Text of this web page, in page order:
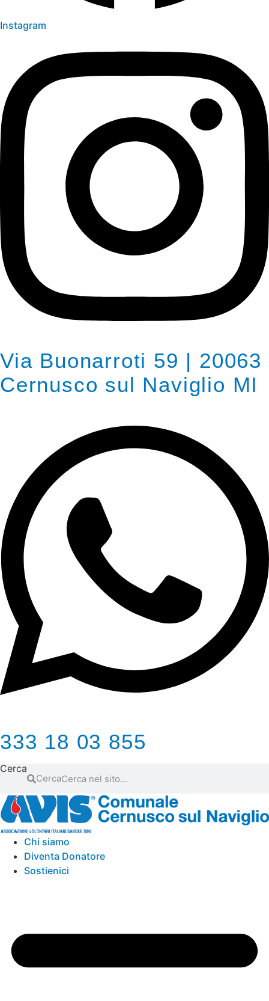
Instagram
Via Buonarroti 59 | 20063
Cernusco sul Naviglio MI
333 18 03 855
Cerca
Cerca
Chi siamo
Diventa Donatore
Sostienici